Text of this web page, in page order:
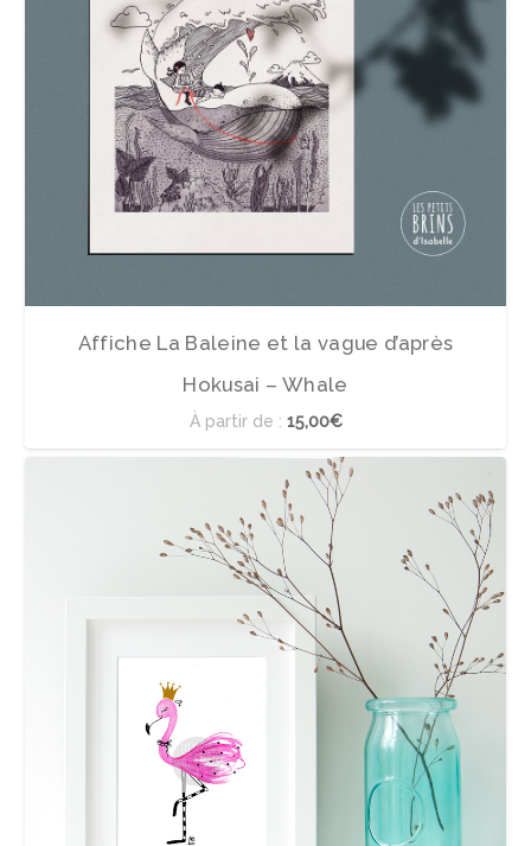
Affiche La Baleine et la vague d’après
Hokusai – Whale
À partir de : 15,00€